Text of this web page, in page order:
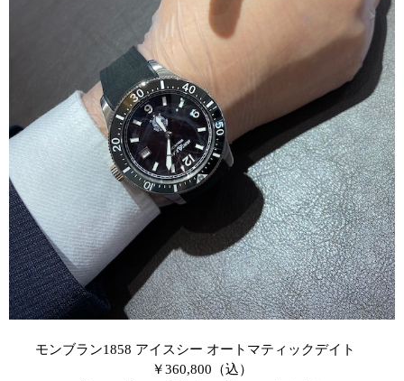
モンブラン1858 アイスシー オートマティックデイト
￥360,800 （込）